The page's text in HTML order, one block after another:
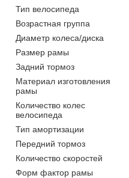
Тип велосипеда
Возрастная группа
Диаметр колеса/диска
Размер рамы
Задний тормоз
Материал изготовления
рамы
Количество колес
велосипеда
Тип амортизации
Передний тормоз
Количество скоростей
Форм фактор рамы